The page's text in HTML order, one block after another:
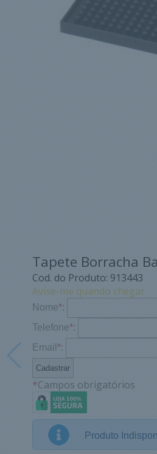
Tapete Borracha
Cod. do Produto: 913443
Avise-me quando chegar
Nome*:
Telefone*:
Email *:
*Campos obrigatórios
Produto